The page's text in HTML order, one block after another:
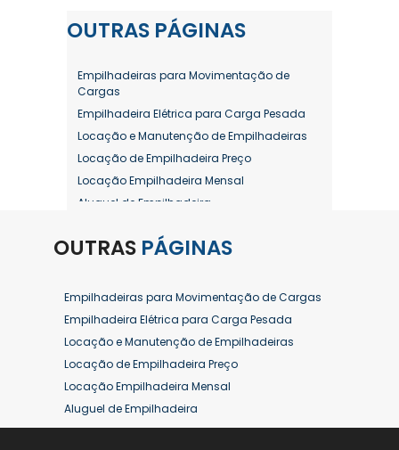
OUTRAS PÁGINAS
Empilhadeiras para Movimentação de
Cargas
Empilhadeira Elétrica para Carga Pesada
Locação e Manutenção de Empilhadeiras
Locação de Empilhadeira Preço
Locação Empilhadeira Mensal
Aluguel de Empilhadeira
Aluguel de Empilhadeira Diária Valor
Aluguel de Empilhadeira Elétrica Preço
Aluguel de Empilhadeira Mensal
Aluguel de Empilhadeira Preço
Aluguel de Empilhadeira Valor
Aluguel de Empilhadeiras Eletricas
Conserto de Empilhadeira
Contrato de Locação de Empilhadeira
OUTRAS PÁGINAS
Empilhadeiras para Movimentação de Cargas
Empilhadeira Elétrica para Carga Pesada
Locação e Manutenção de Empilhadeiras
Locação de Empilhadeira Preço
Locação Empilhadeira Mensal
Aluguel de Empilhadeira
Aluguel de Empilhadeira a Combustão